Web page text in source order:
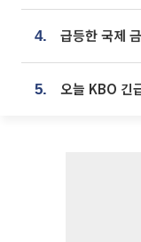
4. 급등한 국제
5. 오늘 KBO 긴